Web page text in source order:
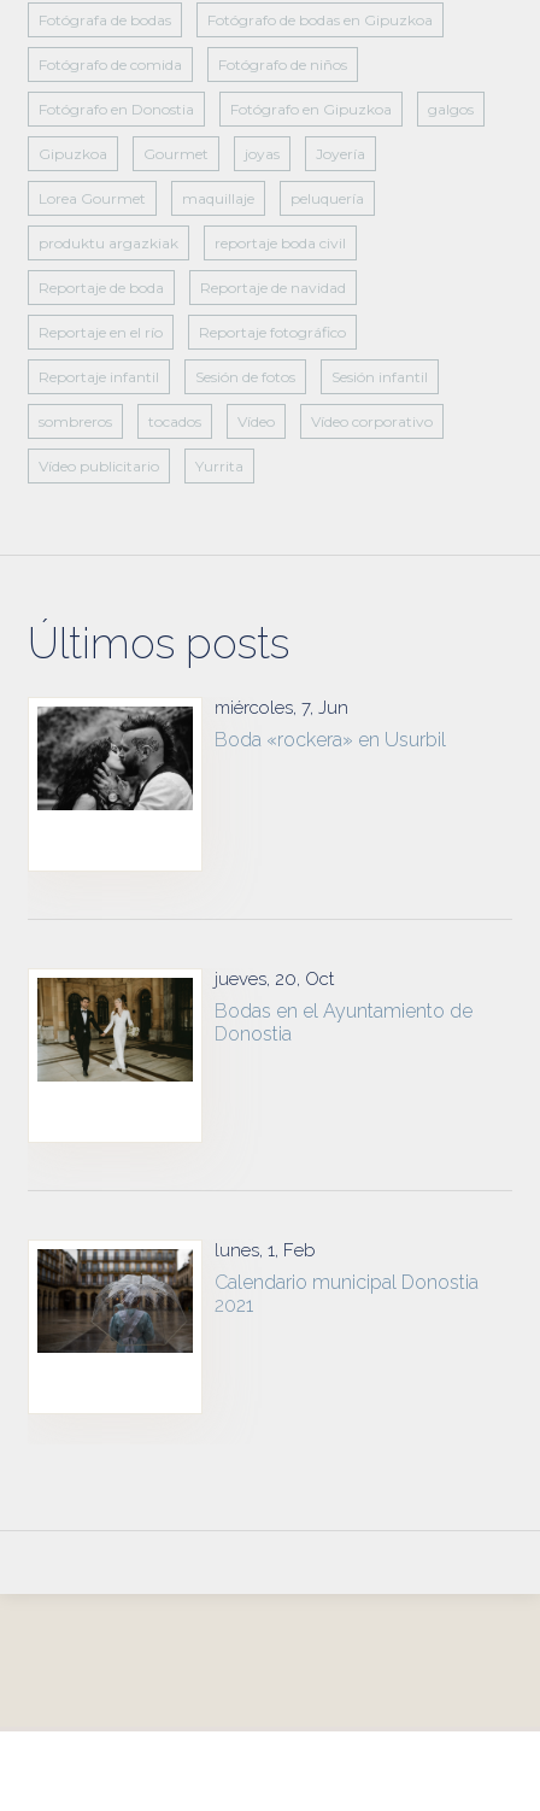
Fotógrafa de bodas Fotógrafo de bodas en Gipuzkoa
Fotógrafo de comida Fotógrafo de niños
Fotógrafo en Donostia Fotógrafo en Gipuzkoa galgos
Gipuzkoa Gourmet joyas Joyería
Lorea Gourmet maquillaje peluquería
produktu argazkiak reportaje boda civil
Reportaje de boda Reportaje de navidad
Reportaje en el río Reportaje fotográfico
Reportaje infantil Sesión de fotos Sesión infantil
sombreros tocados Vídeo Vídeo corporativo
Vídeo publicitario Yurrita
Últimos posts
miércoles, 7, Jun
Boda «rockera» en Usurbil
jueves, 20, Oct
Bodas en el Ayuntamiento de
Donostia
lunes, 1, Feb
Calendario municipal Donostia
2021